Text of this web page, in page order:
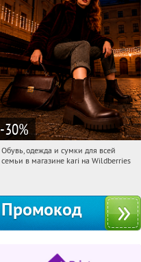
-30%
21:15:13 Получили:
Обувь, одежда и сумки для всей
семьи в магазине kari на Wildberries
Промокод